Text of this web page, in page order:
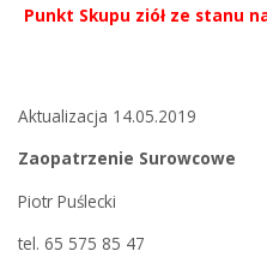
Punkt Skupu ziół ze stanu
Aktualizacja 14.05.2019
Zaopatrzenie Surowcowe
Piotr Puślecki
tel. 65 575 85 47